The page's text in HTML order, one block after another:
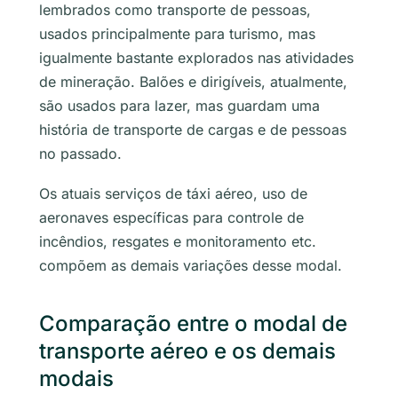
lembrados como transporte de pessoas,
usados principalmente para turismo, mas
igualmente bastante explorados nas atividades
de mineração. Balões e dirigíveis, atualmente,
são usados para lazer, mas guardam uma
história de transporte de cargas e de pessoas
no passado.
Os atuais serviços de táxi aéreo, uso de
aeronaves específicas para controle de
incêndios, resgates e monitoramento etc.
compõem as demais variações desse modal.
Comparação entre o modal de
transporte aéreo e os demais
modais